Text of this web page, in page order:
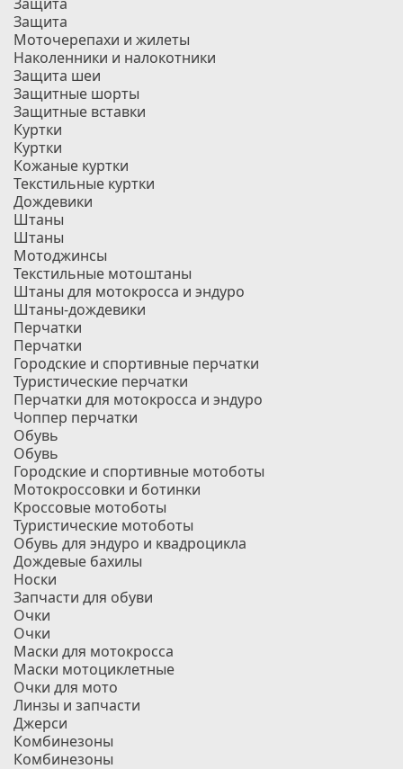
Защита
Моточерепахи и жилеты
Наколенники и налокотники
Защита шеи
Защитные шорты
Защитные вставки
Куртки
Куртки
Кожаные куртки
Текстильные куртки
Дождевики
Штаны
Штаны
Мотоджинсы
Текстильные мотоштаны
Штаны для мотокросса и эндуро
Штаны-дождевики
Перчатки
Перчатки
Городские и спортивные перчатки
Туристические перчатки
Перчатки для мотокросса и эндуро
Чоппер перчатки
Обувь
Обувь
Городские и спортивные мотоботы
Мотокроссовки и ботинки
Кроссовые мотоботы
Туристические мотоботы
Обувь для эндуро и квадроцикла
Дождевые бахилы
Носки
Запчасти для обуви
Очки
Очки
Маски для мотокросса
Маски мотоциклетные
Очки для мото
Линзы и запчасти
Джерси
Комбинезоны
Комбинезоны